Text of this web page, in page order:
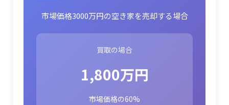
市場価格3000万円の空き家を売却する場合
買取の場合
1,800万円
市場価格の60%